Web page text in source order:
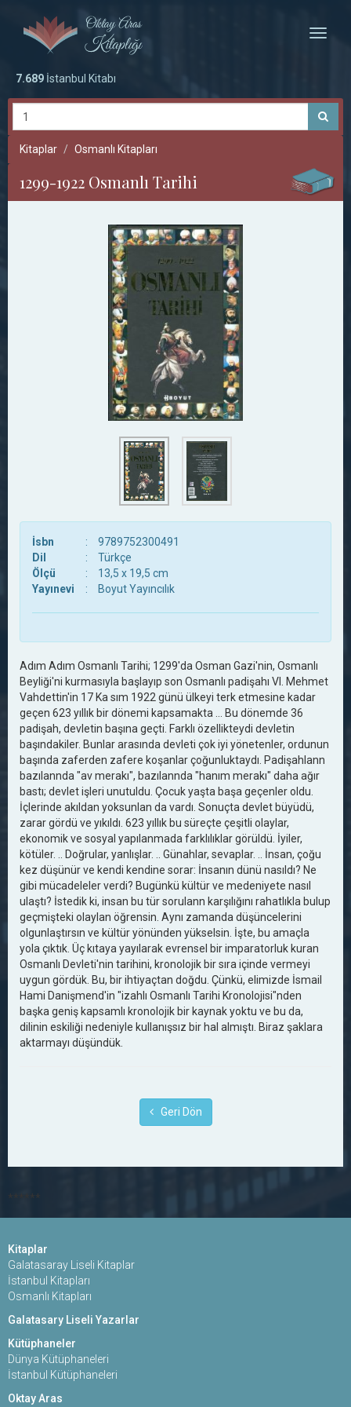
Toggle
7.689 İstanbul Kitabı
Kitaplar Osmanlı Kitapları
1299-1922 Osmanlı Tarihi
İsbn :
9789752300491
Dil
:
Türkçe
Ölçü
:
13,5 x 19,5 cm
Yayınevi
: Boyut Yayıncılık
Adım Adım Osmanlı Tarihi; 1299'da Osman Gazi'nin, Osmanlı
Beyliği'ni kurmasıyla başlayıp son Osmanlı padişahı VI. Mehmet
Vahdettin'in 17 Ka sım 1922 günü ülkeyi terk etmesine kadar
geçen 623 yıllık bir dönemi kapsamakta ... Bu dönemde 36
padişah, devletin başına geçti. Farklı özellikteydi devletin
başındakiler. Bunlar arasında devleti çok iyi yönetenler, ordunun
başında zaferden zafere koşanlar çoğunluktaydı. Padişahlann
bazılannda "av merakı", bazılannda "hanım merakı" daha ağır
bastı; devlet işleri unutuldu. Çocuk yaşta başa geçenler oldu.
İçlerinde akıldan yoksunlan da vardı. Sonuçta devlet büyüdü,
zarar gördü ve yıkıldı. 623 yıllık bu süreçte çeşitli olaylar,
ekonomik ve sosyal yapılanmada farklılıklar görüldü. İyiler,
kötüler. .. Doğrular, yanlışlar. .. Günahlar, sevaplar. .. İnsan, çoğu
kez düşünür ve kendi kendine sorar: İnsanın dünü nasıldı? Ne
gibi mücadeleler verdi? Bugünkü kültür ve medeniyete nasıl
ulaştı? İstedik ki, insan bu tür sorulann karşılığını rahatlıkla bulup
geçmişteki olaylan öğrensin. Aynı zamanda düşüncelerini
olgunlaştırsın ve kültür yönünden yükselsin. İşte, bu amaçla
yola çıktık. Üç kıtaya yayılarak evrensel bir imparatorluk kuran
Osmanlı Devleti'nin tarihini, kronolojik bir sıra içinde vermeyi
uygun gördük. Bu, bir ihtiyaçtan doğdu. Çünkü, elimizde İsmail
Hami Danişmend'in "izahlı Osmanlı Tarihi Kronolojisi"nden
başka geniş kapsamlı kronolojik bir kaynak yoktu ve bu da,
dilinin eskiliği nedeniyle kullanışsız bir hal almıştı. Biraz şaklara
aktarmayı düşündük.
Geri Dön
******
Kitaplar
Galatasaray Liseli Kitaplar
İstanbul Kitapları
Osmanlı Kitapları
Galatasary Liseli Yazarlar
Kütüphaneler
Dünya Kütüphaneleri
İstanbul Kütüphaneleri
Oktay Aras